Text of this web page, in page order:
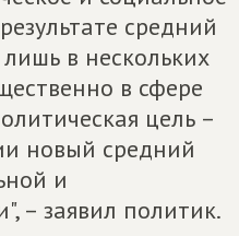
средний
в нескольких
в сфере
цель –
новый средний
и
– заявил политик.